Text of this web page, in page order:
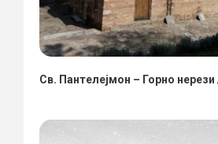
Св. Пантелејмон – Горно нерези